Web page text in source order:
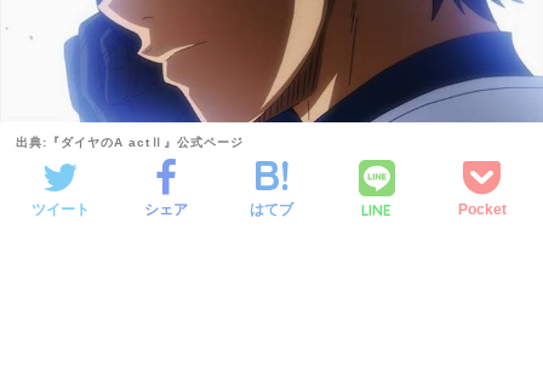
出典:『ダイヤのA actⅡ』公式ページ
ツイート シェア はてブ LINE Pocket